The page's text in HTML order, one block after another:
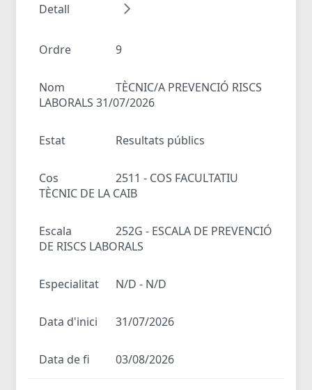
Detall
Ordre 9
Nom
TÈCNIC/A PREVENCIÓ RISCS
LABORALS 31/07/2026
Estat Resultats públics
Cos
2511 - COS FACULTATIU
TÈCNIC DE LA CAIB
Escala
252G - ESCALA DE PREVENCIÓ
DE RISCS LABORALS
Especialitat N/D - N/D
Data d'inici 31/07/2026
Data de fi 03/08/2026